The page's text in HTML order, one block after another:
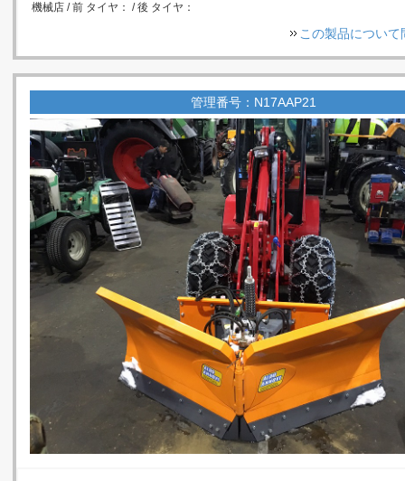
機械店 / 前 タイヤ： / 後 タイヤ：
この製品につい
管理番号：N17AAP21